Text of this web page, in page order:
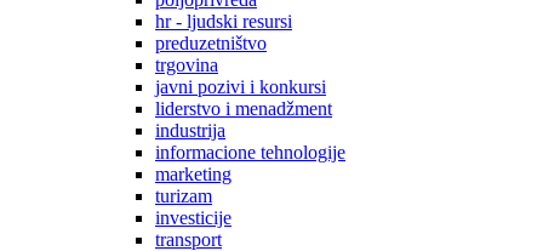
hr - ljudski resursi
preduzetništvo
trgovina
javni pozivi i konkursi
liderstvo i menadžment
industrija
informacione tehnologije
marketing
turizam
investicije
transport